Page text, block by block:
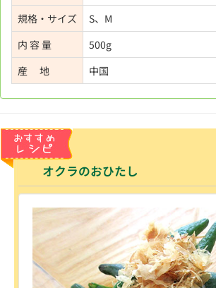
規格・サイズ
S、M
内 容 量
500g
産 地
中国
オクラのおひたし